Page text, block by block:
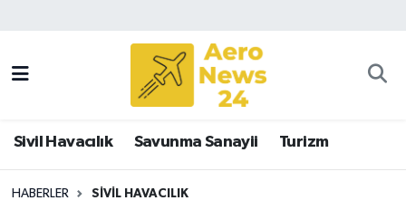
Sivil Havacılık Savunma Sanayii Turizm
HABERLER SIVIL HAVACILIK